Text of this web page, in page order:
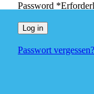
Password *
Log in
Passwort vergessen?